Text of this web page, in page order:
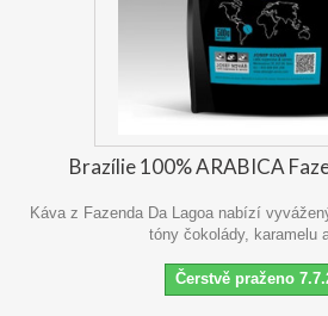
Brazílie 100% ARABICA
Káva z Fazenda Da Lagoa nabízí
tóny čokolády, karamelu
Čerstvě praženo